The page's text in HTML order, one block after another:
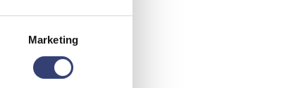
Marketing